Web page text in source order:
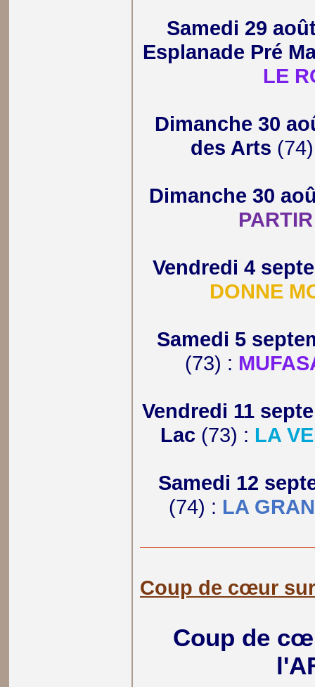
Samedi 29
Esplanade Pré
LE
Dimanche 30
des Arts
Dimanche 30
Vendredi 4
DONNE
Samedi 5
(73) :
Vendredi 11
Lac (73) : LA
Samedi 12
(74) : LA
Coup de cœur
Coup de